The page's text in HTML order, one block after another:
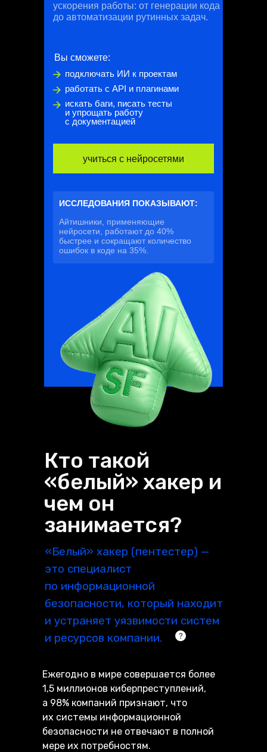
ускорения работы: от генерации кода
до автоматизации рутинных задач.
учиться с нейросетями
ИССЛЕДОВАНИЯ ПОКАЗЫВАЮТ:
Айтишники, применяющие
нейросети, работают до 40%
быстрее и сокращают количество
ошибок в коде на 35%.
Вы сможете:
подключать ИИ к проектам
работать с API и плагинами
искать баги, писать тесты
и упрощать работу
с документацией
«Белый» хакер (пентестер) —
это специалист
по информационной
безопасности, который находит
и устраняет уязвимости систем
и ресурсов компании.
Кто такой
«белый» хакер и
чем он
занимается?
Ежегодно в мире совершается более
1,5 миллионов киберпреступлений,
а 98% компаний признают, что
их системы информационной
безопасности не отвечают в полной
мере их потребностям.